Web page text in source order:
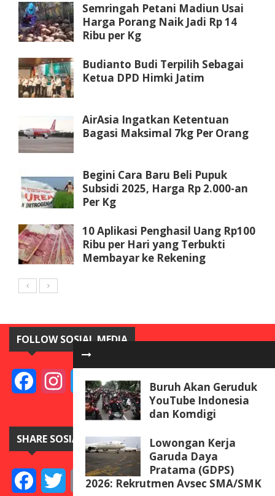
Buruh Akan Geruduk
YouTube Indonesia
dan Komdigi
Lowongan Kerja
Garuda Daya
Pratama (GDPS)
2026: Rekrutmen Avsec SMA/SMK
Semringah Petani Madiun Usai
Harga Porang Naik Jadi Rp 14
Ribu per Kg
Budianto Budi Terpilih Sebagai
Ketua DPD Himki Jatim
AirAsia Ingatkan Ketentuan
Bagasi Maksimal 7kg Per Orang
Begini Cara Baru Beli Pupuk
Subsidi 2025, Harga Rp 2.000-an
Per Kg
10 Aplikasi Penghasil Uang Rp100
Ribu per Hari yang Terbukti
Membayar ke Rekening
FOLLOW SOSIAL MEDIA
FacebookInstagramTwitterYouTube
SHARE SOSIAL MEDIA
FacebookTwitterEmail Telegram
Line Messenger
Gmail